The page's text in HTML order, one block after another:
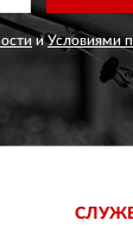
иУсловиями